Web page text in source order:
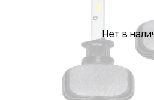
Нет в